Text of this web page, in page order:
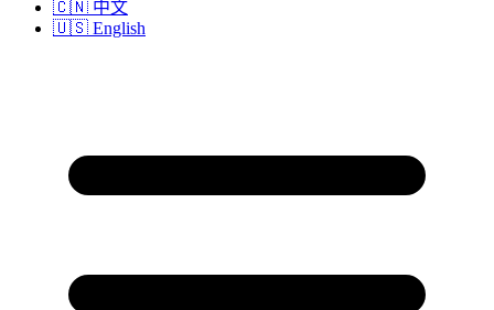
🇨🇳 中文
🇺🇸 English